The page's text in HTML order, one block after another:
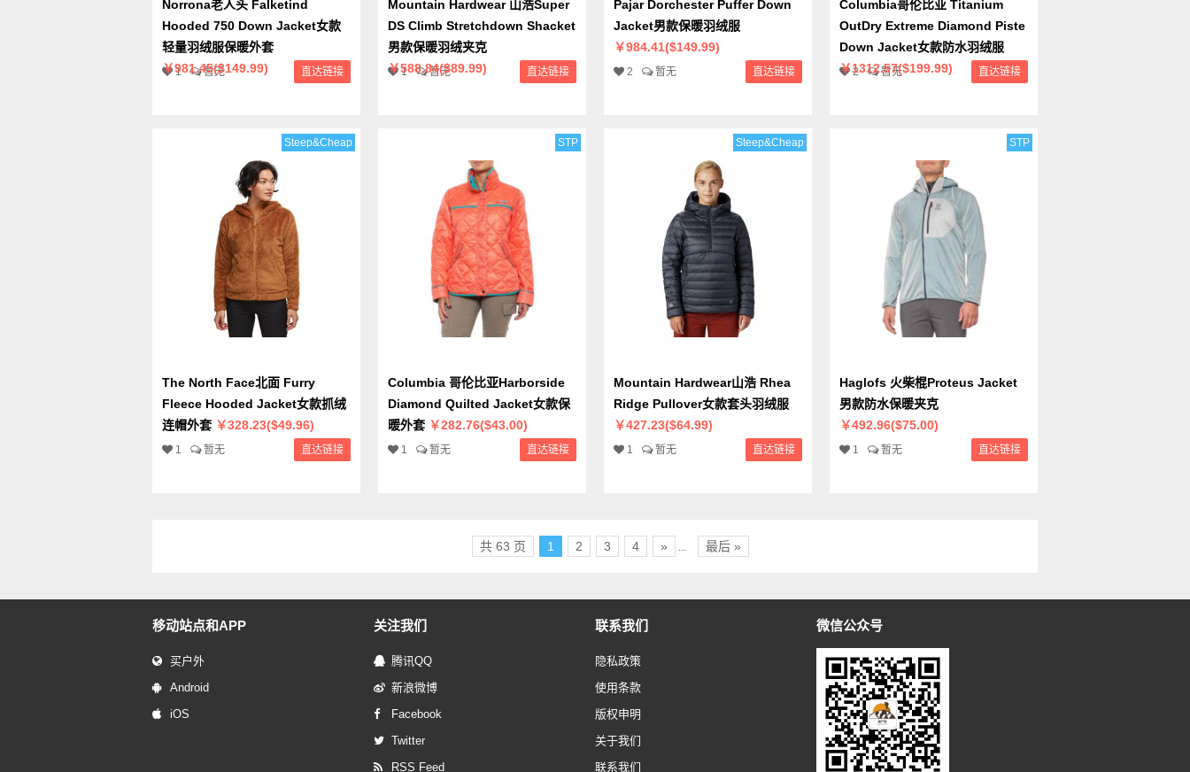
Norrona老人头 Falketind
Hooded 750 Down Jacket女款
轻量羽绒服保暖外套
￥981.45($149.99)
1 暂无 直达链接
Mountain Hardwear 山浩Super
DS Climb Stretchdown Shacket
男款保暖羽绒夹克
￥588.84($89.99)
1 暂无 直达链接
Pajar Dorchester Puffer Down
Jacket男款保暖羽绒服
￥984.41($149.99)
2 暂无 直达链接
Columbia哥伦比亚 Titanium
OutDry Extreme Diamond Piste
Down Jacket女款防水羽绒服
￥1312.57($199.99)
2 暂无 直达链接
Steep&Cheap
The North Face北面 Furry
Fleece Hooded Jacket女款抓绒
连帽外套 ￥328.23($49.96)
1 暂无 直达链接
STP
Columbia 哥伦比亚Harborside
Diamond Quilted Jacket女款保
暖外套 ￥282.76($43.00)
1 暂无 直达链接
Steep&Cheap
Mountain Hardwear山浩 Rhea
Ridge Pullover女款套头羽绒服
￥427.23($64.99)
1 暂无 直达链接
STP
Haglofs 火柴棍Proteus Jacket
男款防水保暖夹克
￥492.96($75.00)
1 暂无 直达链接
共 63 页 1 2 3 4 » ... 最后 »
移动站点和APP
买户外
Android
iOS
关注我们
腾讯QQ
新浪微博
Facebook
Twitter
RSS Feed
联系我们
隐私政策
使用条款
版权申明
关于我们
联系我们
微信公众号